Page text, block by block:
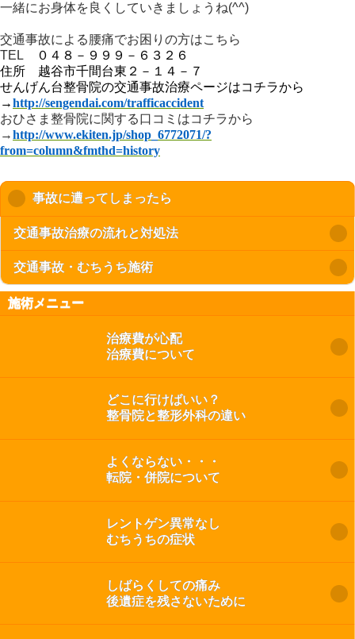
一緒にお身体を良くしていきましょうね(^^)
交通事故による腰痛でお困りの方はこちら
TEL ０４８－９９９－６３２６
住所 越谷市千間台東２－１４－７
せんげん台整骨院の交通事故治療ページはコチラから
→http://sengendai.com/trafficaccident
おひさま整骨院に関する口コミはコチラから
→http://www.ekiten.jp/shop_6772071/?
from=column&fmthd=history
事故に遭ってしまったら
交通事故治療の流れと対処法
交通事故・むちうち施術
施術メニュー
治療費が心配
治療費について
どこに行けばいい？
整骨院と整形外科の違い
よくならない・・・
転院・併院について
レントゲン異常なし
むちうちの症状
しばらくしての痛み
後遺症を残さないために